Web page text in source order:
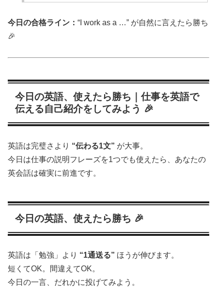
今日の合格ライン： “I work as a …” が自然に言えたら勝ち
🎉
今日の英語、使えたら勝ち｜仕事を英語で
伝える自己紹介をしてみよう 🎉
英語は完璧さより “伝わる1文” が大事。
今日は仕事の説明フレーズを1つでも使えたら、あなたの
英会話は確実に前進です。
今日の英語、使えたら勝ち 🎉
英語は「勉強」より “1通送る” ほうが伸びます。
短くてOK。間違えてOK。
今日の一言、だれかに投げてみよう。